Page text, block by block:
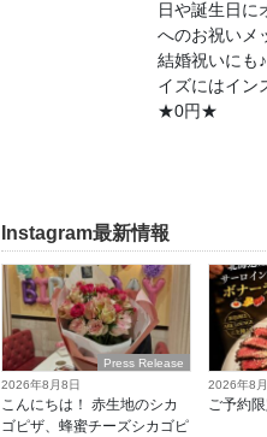
日や誕生日に
へのお祝いメ
結婚祝いにも
イズにはイン
★0円★
Instagram最新情報
Press Release
2026年8月8日
こんにちは！ 赤生地のシカ
ゴピザ、蜂蜜チーズシカゴピ
2026年8
ご予約